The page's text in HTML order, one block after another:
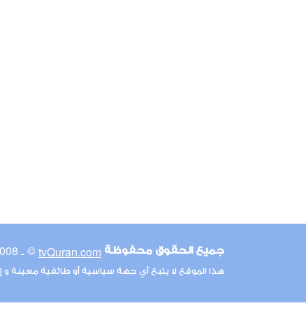
جميع الحقوق محفوظة tvQuran.com© ـ 2008-2026
هذا الموقع لا يتبع أي جهة سياسية أو طائفية معينة